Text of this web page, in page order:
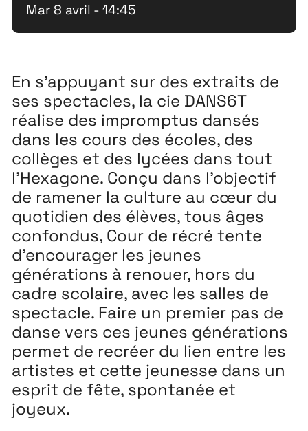
En s’appuyant sur des extraits de
ses spectacles, la cie DANS6T
réalise des impromptus dansés
dans les cours des écoles, des
collèges et des lycées dans tout
l’Hexagone. Conçu dans l’objectif
de ramener la culture au cœur du
quotidien des élèves, tous âges
confondus, Cour de récré tente
d’encourager les jeunes
générations à renouer, hors du
cadre scolaire, avec les salles de
spectacle. Faire un premier pas de
danse vers ces jeunes générations
permet de recréer du lien entre les
artistes et cette jeunesse dans un
esprit de fête, spontanée et
joyeux.
Mar 8 avril - 14:45